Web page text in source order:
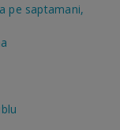
pe saptamani,